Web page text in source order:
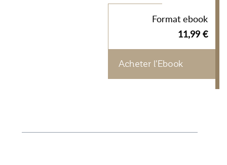
Format ebook
11,99 €
Acheter l'Ebook